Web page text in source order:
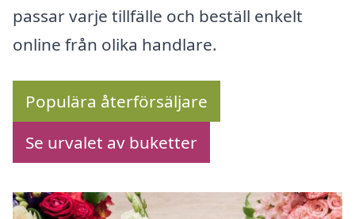
passar varje tillfälle och beställ enkelt
online från olika handlare.
Populära återförsäljare
Se urvalet av buketter